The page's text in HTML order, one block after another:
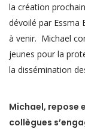
la création
dévoilé par Essma
à venir. Michael
jeunes pour la
la dissémination
Michael, repose
collègues